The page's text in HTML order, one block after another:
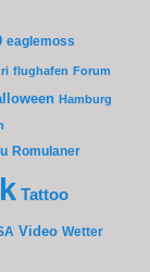
eaglemoss
flughafen Forum
Hamburg
Romulaner
Tattoo
Video Wetter